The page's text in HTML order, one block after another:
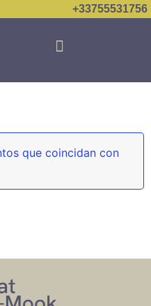
+33755531756
que coincidan con